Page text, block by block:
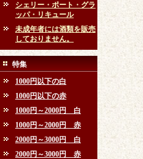
シェリー・ポート・グラ
ッパ・リキュール
未成年者には酒類を販売
しておりません。
特集
1000円以下の白
1000円以下の赤
1000円～2000円 白
1000円～2000円 赤
2000円～3000円 白
2000円～3000円 赤